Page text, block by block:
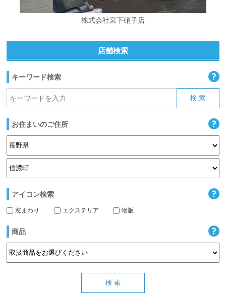
株式会社宮下硝子店
店舗検索
キーワード検索
お住まいのご住所
アイコン検索
窓まわり エクステリア 物販
商品